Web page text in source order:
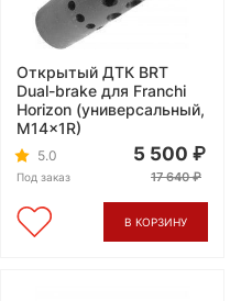
Открытый ДТК BRT
Dual-brake для Franchi
Horizon (универсальный,
M14x1R)
5.0
Под заказ
5 500
17 640
В КОРЗИНУ